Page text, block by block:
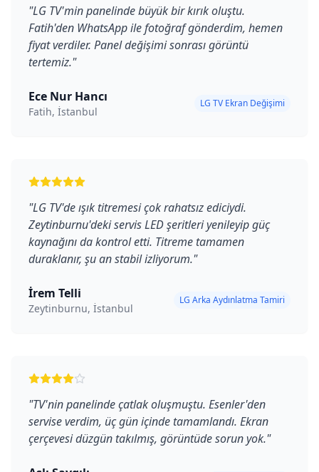
"LG TV'min panelinde büyük bir kırık oluştu.
Fatih'den WhatsApp ile fotoğraf gönderdim, hemen
fiyat verdiler. Panel değişimi sonrası görüntü
tertemiz."
Ece Nur Hancı
Fatih, İstanbul
LG TV Ekran Değişimi
"LG TV'de ışık titremesi çok rahatsız ediciydi.
Zeytinburnu'deki servis LED şeritleri yenileyip güç
kaynağını da kontrol etti. Titreme tamamen
duraklanır, şu an stabil izliyorum."
İrem Telli
Zeytinburnu, İstanbul
LG Arka Aydınlatma Tamiri
"TV'nin panelinde çatlak oluşmuştu. Esenler'den
servise verdim, üç gün içinde tamamlandı. Ekran
çerçevesi düzgün takılmış, görüntüde sorun yok."